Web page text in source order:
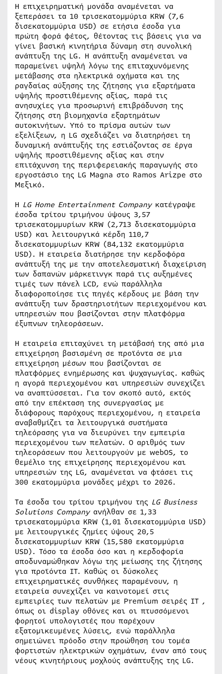
Η επιχειρηματική μονάδα αναμένεται να
ξεπεράσει τα 10 τρισεκατομμύρια KRW (7,6
δισεκατομμύρια USD) σε ετήσια έσοδα για
πρώτη φορά φέτος, θέτοντας τις βάσεις για να
γίνει βασική κινητήρια δύναμη στη συνολική
ανάπτυξη της LG. Η ανάπτυξη αναμένεται να
παραμείνει υψηλή λόγω της επιταχυνόμενης
μετάβασης στα ηλεκτρικά οχήματα και της
ραγδαίας αύξησης της ζήτησης για εξαρτήματα
υψηλής προστιθέμενης αξίας, παρά τις
ανησυχίες για προσωρινή επιβράδυνση της
ζήτησης στη βιομηχανία εξαρτημάτων
αυτοκινήτων. Υπό το πρίσμα αυτών των
εξελίξεων, η LG σχεδιάζει να διατηρήσει τη
δυναμική ανάπτυξής της εστιάζοντας σε έργα
υψηλής προστιθέμενης αξίας και στην
επιτάχυνση της περιφερειακής παραγωγής στο
εργοστάσιο της LG Magna στο Ramos Arizpe στο
Μεξικό.
Η LG Home Entertainment Companyκατέγραψε
έσοδα τρίτου τριμήνου ύψους 3,57
τρισεκατομμυρίων KRW (2,713 δισεκατομμύρια
USD) και λειτουργικά κέρδη 110,7
δισεκατομμυρίων KRW (84,132 εκατομμύρια
USD). Η εταιρεία διατήρησε την κερδοφόρα
ανάπτυξή της με την αποτελεσματική διαχείριση
των δαπανών μάρκετινγκ παρά τις αυξημένες
τιμές των πάνελ LCD, ενώ παράλληλα
διαφοροποίησε τις πηγές κέρδους με βάση την
ανάπτυξη των δραστηριοτήτων περιεχομένου και
υπηρεσιών που βασίζονται στην πλατφόρμα
έξυπνων τηλεοράσεων.
Η εταιρεία επιταχύνει τη μετάβασή της από μια
επιχείρηση βασισμένη σε προϊόντα σε μια
επιχείρηση μέσων που βασίζονται σε
πλατφόρμες ενημέρωσης και ψυχαγωγίας. καθώς
η αγορά περιεχομένου και υπηρεσιών συνεχίζει
να αναπτύσσεται. Για τον σκοπό αυτό, εκτός
από την επέκταση της συνεργασίας με
διάφορους παρόχους περιεχομένου, η εταιρεία
αναβαθμίζει τα λειτουργικά συστήματα
τηλεόρασης για να διευρύνει την εμπειρία
περιεχομένου των πελατών. Ο αριθμός των
τηλεοράσεων που λειτουργούν με webOS, το
θεμέλιο της επιχείρησης περιεχομένου και
υπηρεσιών της LG, αναμένεται να φτάσει τις
300 εκατομμύρια μονάδες μέχρι το 2026.
Τα έσοδα του τρίτου τριμήνου της LG Business
Solutions Companyανήλθαν σε 1,33
τρισεκατομμύρια KRW (1,01 δισεκατομμύρια USD)
με λειτουργικές ζημίες ύψους 20,5
δισεκατομμυρίων KRW (15,580 εκατομμύρια
USD). Τόσο τα έσοδα όσο και η κερδοφορία
αποδυναμώθηκαν λόγω της μείωσης της ζήτησης
για προϊόντα ΙΤ. Καθώς οι δύσκολες
επιχειρηματικές συνθήκες παραμένουν, η
εταιρεία συνεχίζει να καινοτομεί στις
εμπειρίες των πελατών με Premium σειρές ΙΤ ,
όπως οι display οθόνες και οι πτυσσόμενοι
φορητοί υπολογιστές που παρέχουν
εξατομικευμένες λύσεις, ενώ παράλληλα
σημειώνει πρόοδο στην προώθηση του τομέα
φορτιστών ηλεκτρικών οχημάτων, έναν από τους
νέους κινητήριους μοχλούς ανάπτυξης της LG.